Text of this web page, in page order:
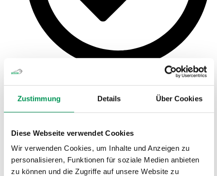
Zustimmung Details Über Cookies
Diese Webseite verwendet Cookies
Wir verwenden Cookies, um Inhalte und Anzeigen zu
personalisieren, Funktionen für soziale Medien anbieten
zu können und die Zugriffe auf unsere Website zu
Betrieb hybrider Cloud-Umgebungen im Zusammenspiel mit
eigenen, nationalen und externen Rechenzentren zur Wahrung
der digitalen Souveränität